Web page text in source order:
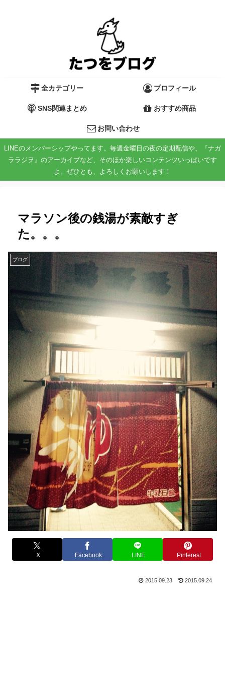
全カテゴリー プロフィール
SNS関連まとめ おすすめ商品
お問い合わせ
LINEのメンバーシップやってます。毎週金曜日の夜の定期配信や、『ナガ
ララジヲ』のアーカイブなど、そのほか楽しいコンテンツいっぱいです
よ。ぜひとも、よろしくお願いします！
マラソン後の銭湯が素敵すぎ
た。。。
ブログ
X Facebook LINE Pinterest
2015.09.23 2015.09.24